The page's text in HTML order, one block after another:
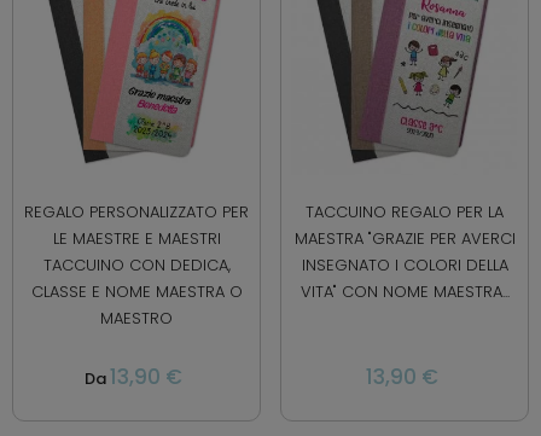
REGALO PERSONALIZZATO PER
LE MAESTRE E MAESTRI
TACCUINO CON DEDICA,
CLASSE E NOME MAESTRA O
MAESTRO
Da13,90 €
TACCUINO REGALO PER LA
MAESTRA "GRAZIE PER AVERCI
INSEGNATO I COLORI DELLA
VITA" CON NOME MAESTRA...
13,90 €